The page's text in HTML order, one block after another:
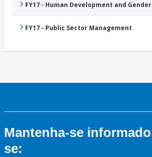
FY17 - Human Development and Gender
FY17 - Public Sector Management
Mantenha-se
se: